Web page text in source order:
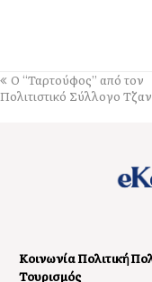
18:00
Η Χορωδία και
Λαϊκή Συσπείρωση: «Η
μήνες – Άμεση
Προσοχή σε νέα
ΕΦΚΑ
Ο “Ταρτούφος” από τον
Πολιτιστικό Σύλλογο
ΚοινωνίαΠολιτική
Τουρισμός